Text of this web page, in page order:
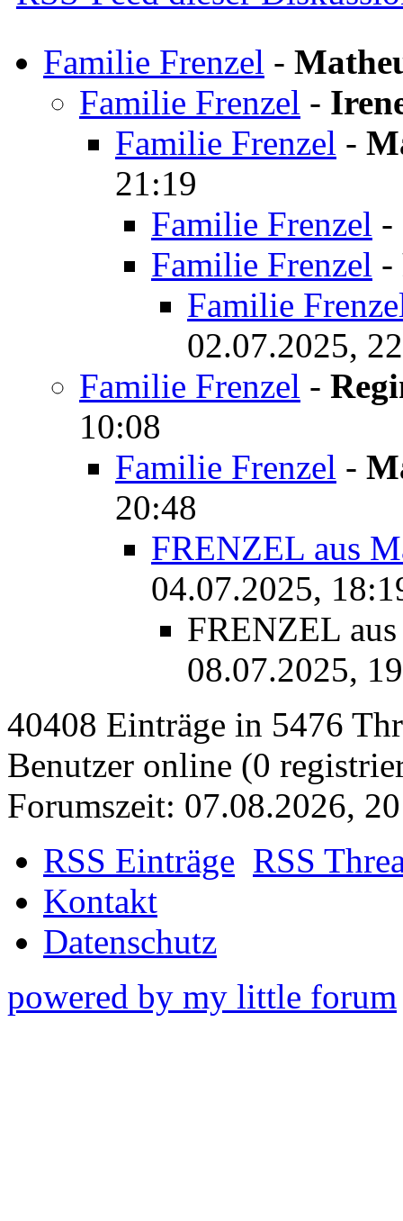
Familie Frenzel -
Familie Frenzel -
Familie Frenzel -
21:19
Familie Frenzel -
Familie Frenzel -
Familie
02.07.2025,
Familie Frenzel -
10:08
Familie Frenzel -
20:48
FRENZEL aus
04.07.2025,
FRENZEL
08.07.2025,
40408 Einträge in 5476
Benutzer online (0
Forumszeit: 07.08.2026,
RSS Einträge RSS
Kontakt
Datenschutz
powered by my little forum